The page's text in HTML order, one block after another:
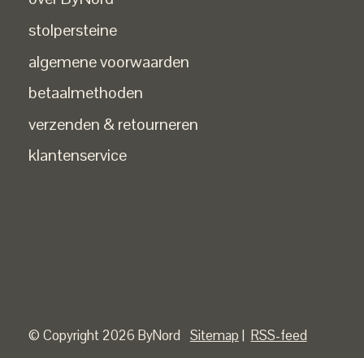
stolpersteine
algemene voorwaarden
betaalmethoden
verzenden & retourneren
klantenservice
© Copyright 2026 ByNord Sitemap RSS-feed